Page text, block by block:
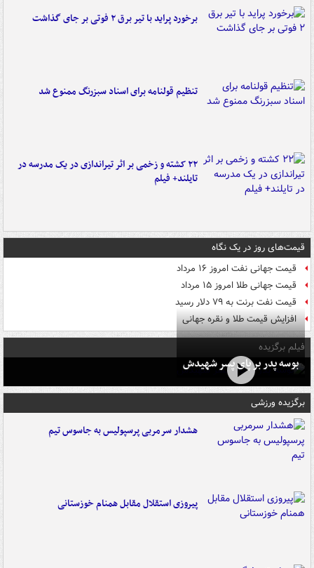
برخورد پراید با تیر برق ۲ فوتی بر جای گذاشت
تنظیم قولنامه برای اسناد سبزرنگ ممنوع شد
۲۲ کشته و زخمی بر اثر تیراندازی در یک مدرسه در
تایلند+ فیلم
قیمت‌های روز در یک نگاه
قیمت جهانی نفت امروز ۱۶ مرداد
قیمت جهانی طلا امروز ۱۵ مرداد
قیمت نفت برنت به ۷۹ دلار رسید
افزایش قیمت طلا و نقره جهانی
فیلم برگزیده
بوسه‌ پدر بر پای پسر شهیدش
برگزیده ورزشی
هشدار سرمربی پرسپولیس به جاسوس تیم
پیروزی استقلال مقابل همنام خوزستانی